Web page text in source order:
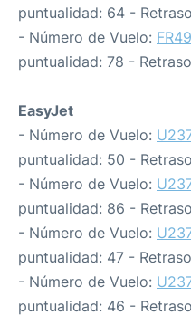
puntualidad: 64 -
- Número de Vuelo:
puntualidad: 78 -
EasyJet
- Número de Vuelo:
puntualidad: 50 -
- Número de Vuelo:
puntualidad: 86 -
- Número de Vuelo:
puntualidad: 47 -
- Número de Vuelo:
puntualidad: 46 -